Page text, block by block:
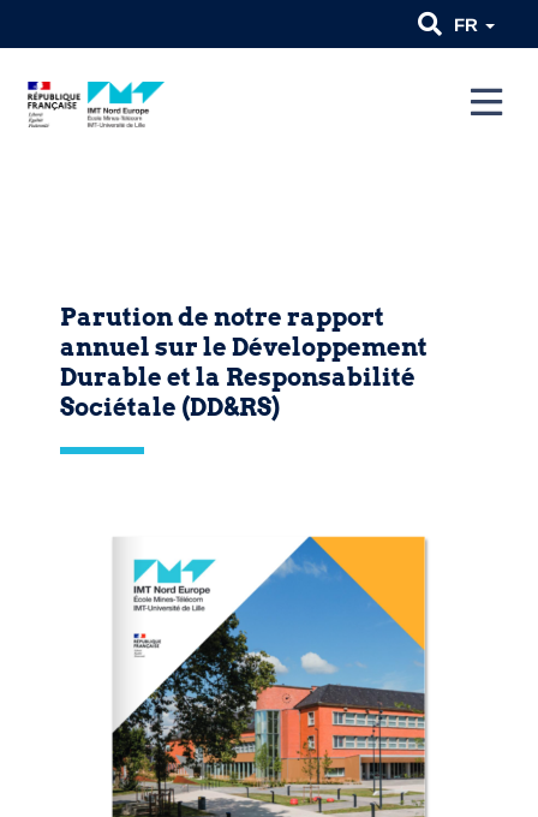
FR
Parution de notre rapport
annuel sur le Développement
Durable et la Responsabilité
Sociétale (DD&RS)